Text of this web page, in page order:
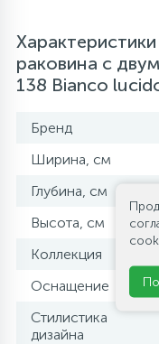
раковина с
138 Bianco
Бренд
Ширина, см
Глубина, см
Высота, см
Коллекция
Оснащение
Стилистика
дизайна